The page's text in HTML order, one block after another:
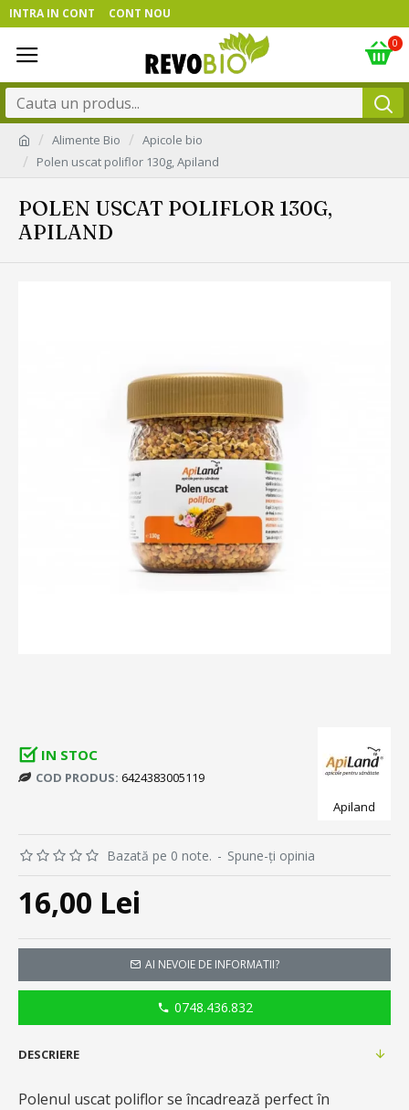
INTRA IN CONT CONT NOU
0
Alimente Bio
Apicole bio
Polen uscat poliflor 130g, Apiland
POLEN USCAT POLIFLOR 130G,
APILAND
IN STOC
COD PRODUS: 6424383005119
Apiland
Bazată pe 0 note. - Spune-ţi opinia
16,00 Lei
AI NEVOIE DE INFORMATII?
0748.436.832
DESCRIERE
Polenul uscat poliflor se încadrează perfect în